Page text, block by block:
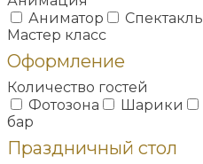
Аниматор
Спектакль
Мастер класс
Оформление
Количество гостей
Фотозона
Шарики
бар
Праздничный стол